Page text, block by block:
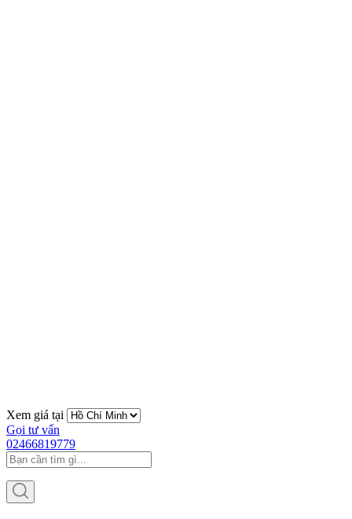
Xem giá tại
Gọi tư vấn
02466819779